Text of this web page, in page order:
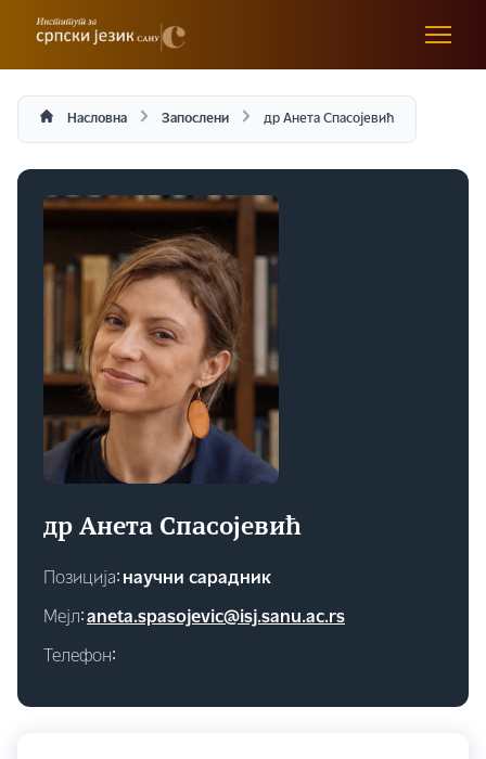
Насловна Запослени др Анета Спасојевић
др Анета Спасојевић
Позиција∶ научни сарадник
Мејл∶ aneta.spasojevic@isj.sanu.ac.rs
Телефон∶